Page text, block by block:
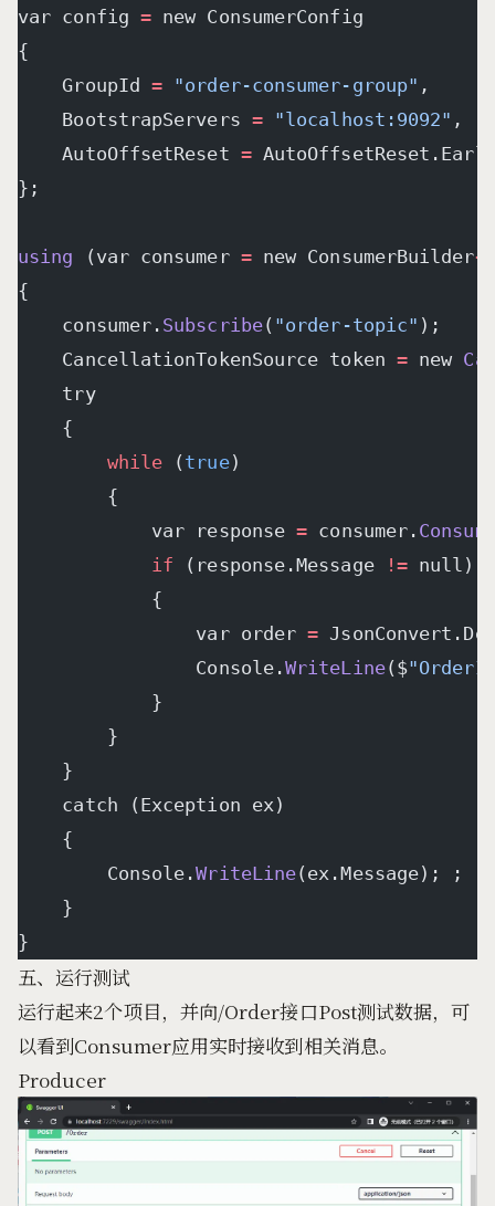
var config = new ConsumerConfig
{
    GroupId
= "order-consumer-group" ,
    BootstrapServers
= "localhost:9092" ,
    AutoOffsetReset
=
};
using (var consumer = new ConsumerBuilder<
{
    consumer.
Subscribe( "order-topic" );
    CancellationTokenSource token
= new
    try
    {
        while
( true)
        {
            var response
= consumer.
            if
(response.Message != null)
            {
                var order
=
                Console.
WriteLine($
            }
        }
    }
    catch (Exception ex)
    {
        Console.
WriteLine(ex.Message); ;
    }
}
五、运行测试
运行起来2个项目，并向/Order接口Post测试数据，可
以看到Consumer应用实时接收到相关消息。
Producer